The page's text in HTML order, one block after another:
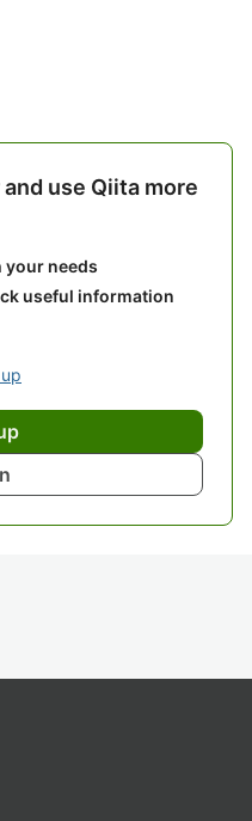
use Qiita more
your needs
useful information